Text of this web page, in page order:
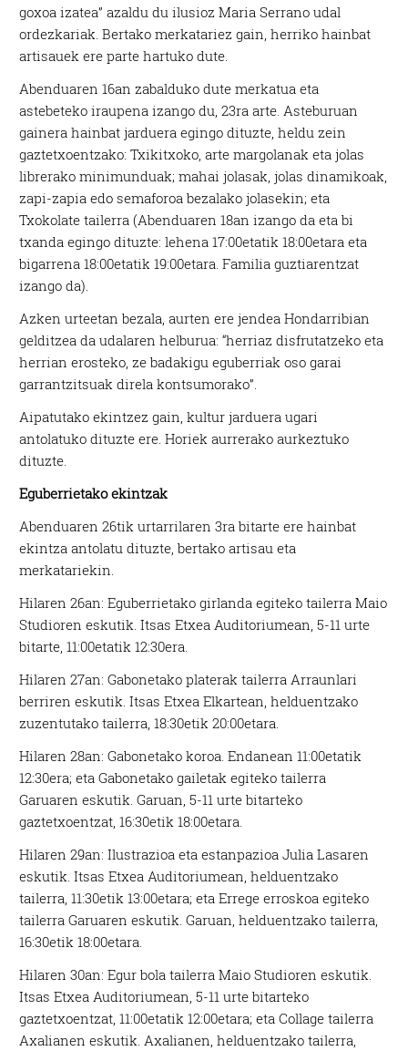
goxoa izatea” azaldu du ilusioz Maria Serrano udal
ordezkariak. Bertako merkatariez gain, herriko hainbat
artisauek ere parte hartuko dute.
Abenduaren 16an zabalduko dute merkatua eta
astebeteko iraupena izango du, 23ra arte. Asteburuan
gainera hainbat jarduera egingo dituzte, heldu zein
gaztetxoentzako: Txikitxoko, arte margolanak eta jolas
librerako minimunduak; mahai jolasak, jolas dinamikoak,
zapi-zapia edo semaforoa bezalako jolasekin; eta
Txokolate tailerra (Abenduaren 18an izango da eta bi
txanda egingo dituzte: lehena 17:00etatik 18:00etara eta
bigarrena 18:00etatik 19:00etara. Familia guztiarentzat
izango da).
Azken urteetan bezala, aurten ere jendea Hondarribian
gelditzea da udalaren helburua: “herriaz disfrutatzeko eta
herrian erosteko, ze badakigu eguberriak oso garai
garrantzitsuak direla kontsumorako”.
Aipatutako ekintzez gain, kultur jarduera ugari
antolatuko dituzte ere. Horiek aurrerako aurkeztuko
dituzte.
Eguberrietako ekintzak
Abenduaren 26tik urtarrilaren 3ra bitarte ere hainbat
ekintza antolatu dituzte, bertako artisau eta
merkatariekin.
Hilaren 26an: Eguberrietako girlanda egiteko tailerra Maio
Studioren eskutik. Itsas Etxea Auditoriumean, 5-11 urte
bitarte, 11:00etatik 12:30era.
Hilaren 27an: Gabonetako platerak tailerra Arraunlari
berriren eskutik. Itsas Etxea Elkartean, helduentzako
zuzentutako tailerra, 18:30etik 20:00etara.
Hilaren 28an: Gabonetako koroa. Endanean 11:00etatik
12:30era; eta Gabonetako gailetak egiteko tailerra
Garuaren eskutik. Garuan, 5-11 urte bitarteko
gaztetxoentzat, 16:30etik 18:00etara.
Hilaren 29an: Ilustrazioa eta estanpazioa Julia Lasaren
eskutik. Itsas Etxea Auditoriumean, helduentzako
tailerra, 11:30etik 13:00etara; eta Errege erroskoa egiteko
tailerra Garuaren eskutik. Garuan, helduentzako tailerra,
16:30etik 18:00etara.
Hilaren 30an: Egur bola tailerra Maio Studioren eskutik.
Itsas Etxea Auditoriumean, 5-11 urte bitarteko
gaztetxoentzat, 11:00etatik 12:00etara; eta Collage tailerra
Axalianen eskutik. Axalianen, helduentzako tailerra,